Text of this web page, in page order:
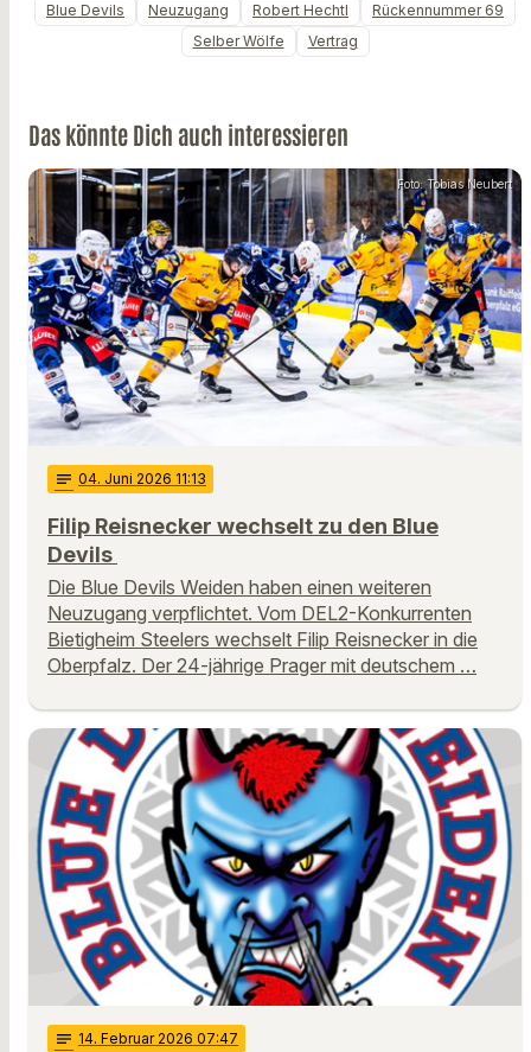
Blue Devils Neuzugang Robert Hechtl
Rückennummer 69
Selber Wölfe
Vertrag
Das könnte Dich auch interessieren
Foto: Tobias Neubert
notes 04. Juni 2026 11:13
Filip Reisnecker wechselt zu den Blue
Devils
Die Blue Devils Weiden haben einen weiteren
Neuzugang verpflichtet. Vom DEL2-Konkurrenten
Bietigheim Steelers wechselt Filip Reisnecker in die
Oberpfalz. Der 24-jährige Prager mit deutschem …
notes 14. Februar 2026 07:47